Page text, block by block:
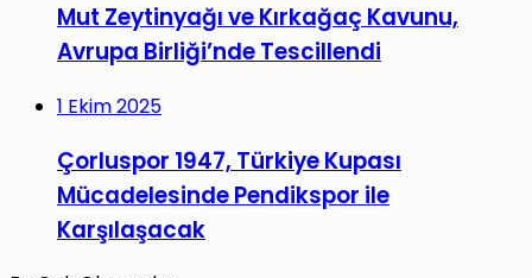
Mut Zeytinyağı ve Kırkağaç Kavunu,
Avrupa Birliği’nde Tescillendi
1 Ekim 2025
Çorluspor 1947, Türkiye Kupası
Mücadelesinde Pendikspor ile
Karşılaşacak